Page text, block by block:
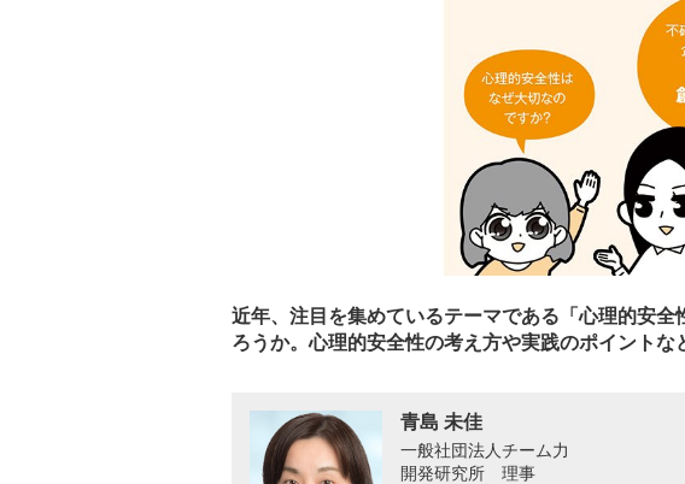
近年、注目を集めているテーマである「心理的安
ろうか。心理的安全性の考え方や実践のポイントな
青島 未佳
一般社団法人チーム力
開発研究所 理事